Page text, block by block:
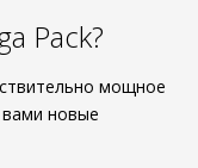
Pack?
мощное
новые